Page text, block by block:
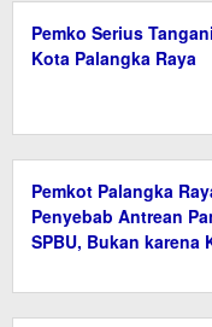
Pemko Serius
Kota Palangka Raya
Pemkot Palangka
Penyebab Antrean
SPBU, Bukan karena